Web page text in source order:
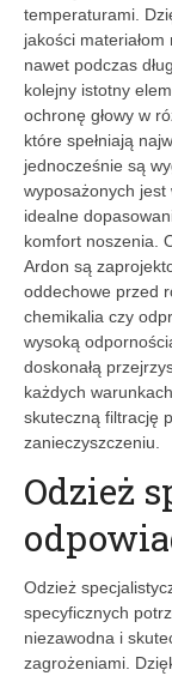
temperaturami.
jakości
nawet podczas
kolejny istotny
ochronę głowy w
które spełniają
jednocześnie są
wyposażonych
idealne
komfort noszenia.
Ardon są
oddechowe przed
chemikalia czy
wysoką
doskonałą
każdych
skuteczną filtrację
zanieczyszczeniu.
Odzież
Odzież
specyficznych
niezawodna i
zagrożeniami.